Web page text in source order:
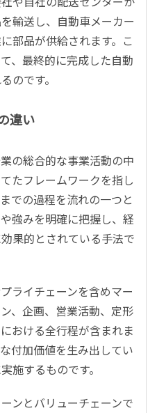
輸送し、自動車メーカー
部品が供給されます。こ
、最終的に完成した自動
のです。
違い
の総合的な事業活動の中
たフレームワークを指し
での過程を流れの一つと
強みを明確に把握し、経
果的とされている手法で
ライチェーンを含めマー
、企画、営業活動、定形
おける全行程が含まれま
付加価値を生み出してい
施するものです。
ンとバリューチェーンで